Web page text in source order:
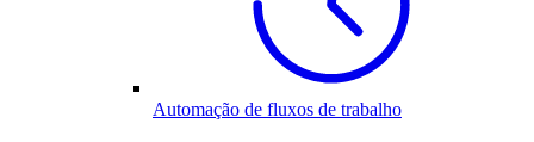
Automação de fluxos de trabalho